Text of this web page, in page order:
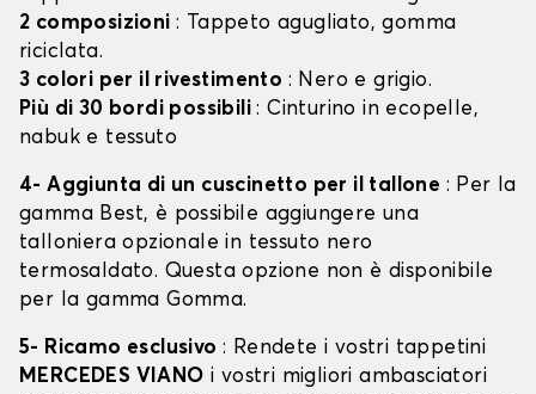
2 composizioni : Tappeto agugliato, gomma
riciclata.
3 colori per il rivestimento : Nero e grigio.
Più di 30 bordi possibili: Cinturino in ecopelle,
nabuk e tessuto
4- Aggiunta di un cuscinetto per il tallone : Per la
gamma Best, è possibile aggiungere una
talloniera opzionale in tessuto nero
termosaldato. Questa opzione non è disponibile
per la gamma Gomma.
5- Ricamo esclusivo : Rendete i vostri tappetini
MERCEDES VIANO i vostri migliori ambasciatori